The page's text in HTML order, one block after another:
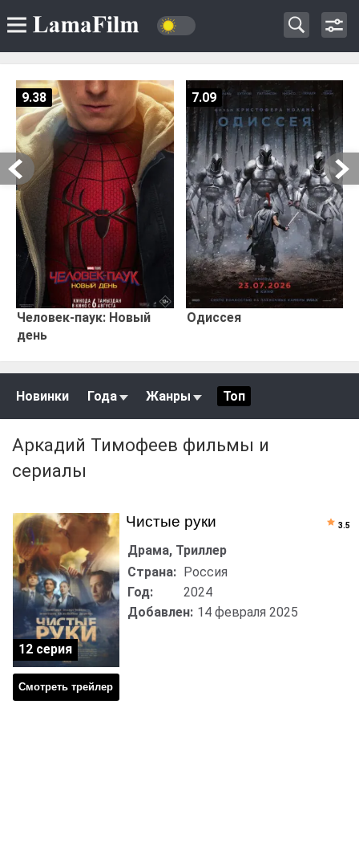
Человек-паук: Новый
день
9.38
Одиссея
7.09
Новинки Года Жанры Топ
Аркадий Тимофеев фильмы и
сериалы
Чистые руки
Смотреть трейлер
Драма, Триллер
Страна: Россия
Год:
2024
Добавлен: 14 февраля 2025
12 серия
3.5